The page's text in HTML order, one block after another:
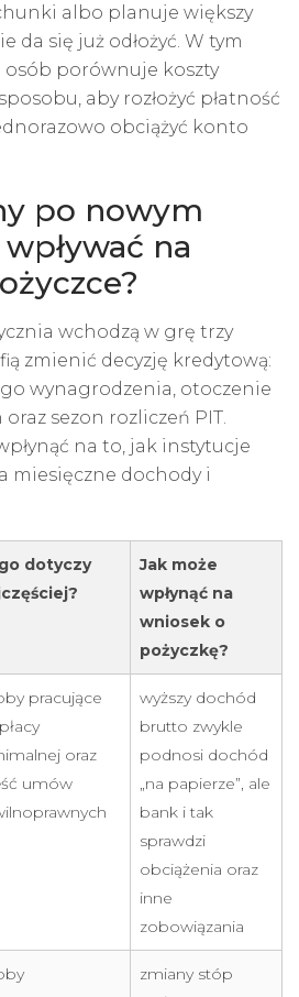
albo planuje większy
da się już odłożyć. W tym
osób porównuje koszty
aby rozłożyć płatność
obciążyć konto
po nowym
na
wchodzą w grę trzy
zmienić decyzję kredytową:
wynagrodzenia, otoczenie
sezon rozliczeń PIT.
na to, jak instytucje
miesięczne dochody i
dotyczy
Jak może
wpłynąć na
wniosek o
pożyczkę?
pracujące
oraz
umów
wyższy dochód
brutto zwykle
podnosi dochód
„na papierze”, ale
bank i tak
sprawdzi
obciążenia oraz
inne
zobowiązania
zmiany stóp